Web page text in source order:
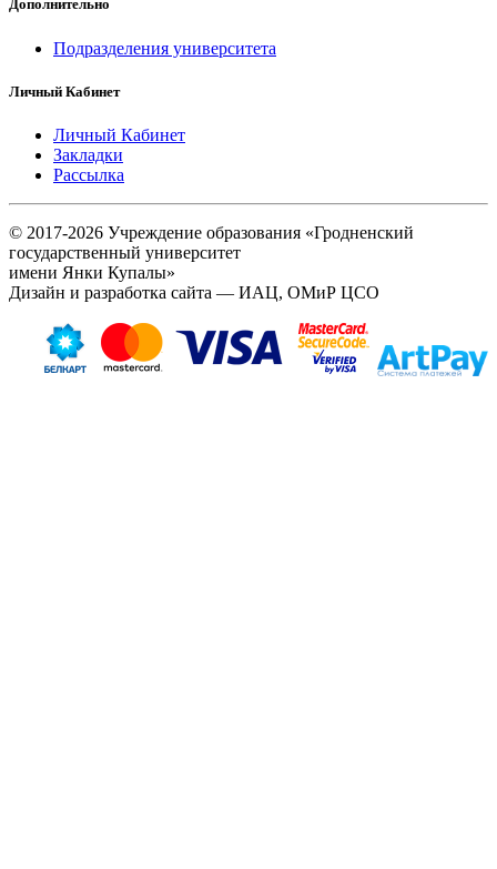
Дополнительно
Подразделения университета
Личный Кабинет
Личный Кабинет
Закладки
Рассылка
© 2017-2026 Учреждение образования «Гродненский
государственный университет
имени Янки Купалы»
Дизайн и разработка сайта — ИАЦ, ОМиР ЦСО